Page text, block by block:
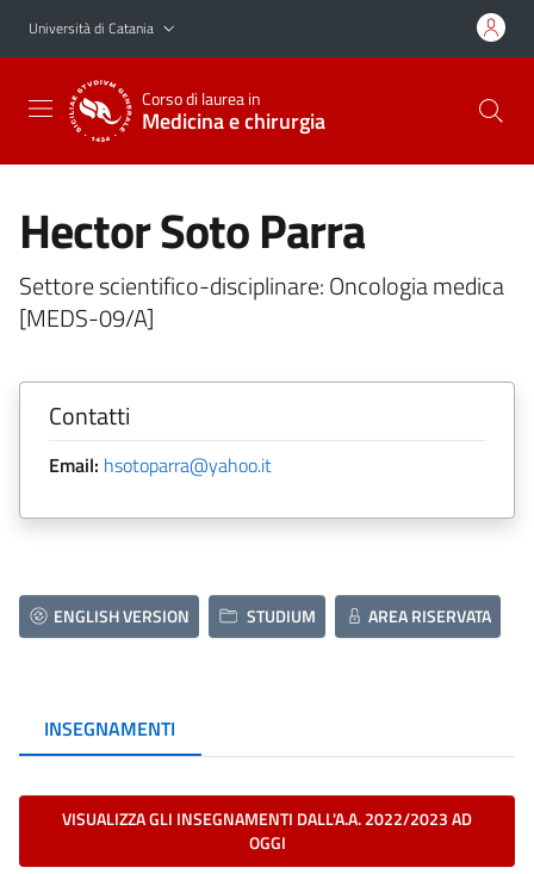
Vai al contenuto principale
Vai al menu di navigazione
Università di Catania
Corso di laurea in
Medicina e chirurgia
Hector Soto Parra
Settore scientifico-disciplinare: Oncologia medica
[MEDS-09/A]
Contatti
Email: hsotoparra@yahoo.it
ENGLISH VERSION STUDIUM AREA RISERVATA
INSEGNAMENTI
VISUALIZZA GLI INSEGNAMENTI DALL'A.A. 2022/2023 AD
OGGI